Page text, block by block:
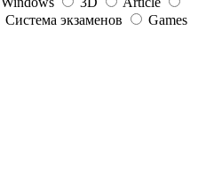
Система экзаменов
Games